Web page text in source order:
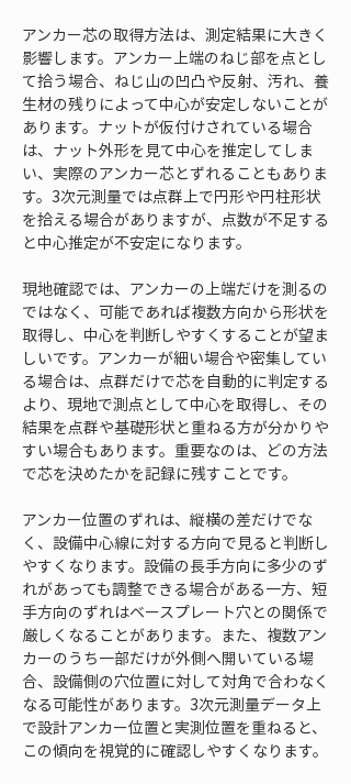
アンカー芯の取得方法は、測定結果に大きく
影響します。アンカー上端のねじ部を点とし
て拾う場合、ねじ山の凹凸や反射、汚れ、養
生材の残りによって中心が安定しないことが
あります。ナットが仮付けされている場合
は、ナット外形を見て中心を推定してしま
い、実際のアンカー芯とずれることもありま
す。3次元測量では点群上で円形や円柱形状
を拾える場合がありますが、点数が不足する
と中心推定が不安定になります。
現地確認では、アンカーの上端だけを測るの
ではなく、可能であれば複数方向から形状を
取得し、中心を判断しやすくすることが望ま
しいです。アンカーが細い場合や密集してい
る場合は、点群だけで芯を自動的に判定する
より、現地で測点として中心を取得し、その
結果を点群や基礎形状と重ねる方が分かりや
すい場合もあります。重要なのは、どの方法
で芯を決めたかを記録に残すことです。
アンカー位置のずれは、縦横の差だけでな
く、設備中心線に対する方向で見ると判断し
やすくなります。設備の長手方向に多少のず
れがあっても調整できる場合がある一方、短
手方向のずれはベースプレート穴との関係で
厳しくなることがあります。また、複数アン
カーのうち一部だけが外側へ開いている場
合、設備側の穴位置に対して対角で合わなく
なる可能性があります。3次元測量データ上
で設計アンカー位置と実測位置を重ねると、
この傾向を視覚的に確認しやすくなります。